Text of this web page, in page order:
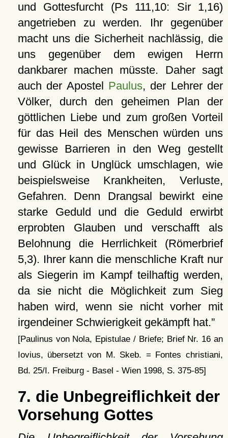
und Gottesfurcht (Ps 111,10: Sir 1,16)
angetrieben zu werden. Ihr gegenüber
macht uns die Sicherheit nachlässig, die
uns gegenüber dem ewigen Herrn
dankbarer machen müsste. Daher sagt
auch der Apostel Paulus, der Lehrer der
Völker, durch den geheimen Plan der
göttlichen Liebe und zum großen Vorteil
für das Heil des Menschen würden uns
gewisse Barrieren in den Weg gestellt
und Glück in Unglück umschlagen, wie
beispielsweise Krankheiten, Verluste,
Gefahren. Denn Drangsal bewirkt eine
starke Geduld und die Geduld erwirbt
erprobten Glauben und verschafft als
Belohnung die Herrlichkeit (Römerbrief
5,3). Ihrer kann die menschliche Kraft nur
als Siegerin im Kampf teilhaftig werden,
da sie nicht die Möglichkeit zum Sieg
haben wird, wenn sie nicht vorher mit
irgendeiner Schwierigkeit gekämpft hat.
[Paulinus von Nola, Epistulae / Briefe; Brief Nr. 16 an
Iovius, übersetzt von M. Skeb. = Fontes christiani,
Bd. 25/I. Freiburg - Basel - Wien 1998, S. 375-85]
7. die Unbegreiflichkeit der
Vorsehung Gottes